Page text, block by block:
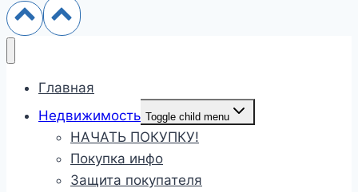
Главная
Недвижимость Toggle child menu
НАЧАТЬ ПОКУПКУ!
Покупка инфо
Защита покупателя